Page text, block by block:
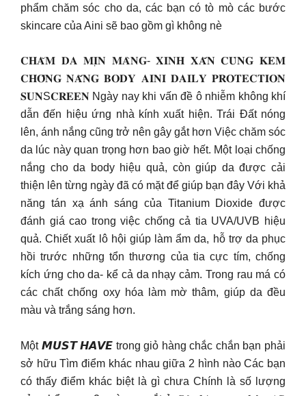
phẩm chăm sóc cho da, các bạn có tò mò các bước
skincare của Aini sẽ bao gồm gì không nè
𝐂𝐇𝐀̆𝐌 𝐃𝐀 𝐌𝐈̣𝐍 𝐌𝐀̀𝐍𝐆- 𝐗𝐈𝐍𝐇 𝐗𝐀̆́𝐍 𝐂𝐔̀𝐍𝐆 𝐊𝐄𝐌
𝐂𝐇𝐎̂́𝐍𝐆 𝐍𝐀̆́𝐍𝐆 𝐁𝐎𝐃𝐘 𝐀𝐈𝐍𝐈 𝐃𝐀𝐈𝐋𝐘 𝐏𝐑𝐎𝐓𝐄𝐂𝐓𝐈𝐎𝐍
𝐒𝐔𝐍S𝐂𝐑𝐄𝐄𝐍 Ngày nay khi vấn đề ô nhiễm không khí
dẫn đến hiệu ứng nhà kính xuất hiện. Trái Đất nóng
lên, ánh nắng cũng trở nên gây gắt hơn Việc chăm sóc
da lúc này quan trọng hơn bao giờ hết. Một loại chống
nắng cho da body hiệu quả, còn giúp da được cải
thiện lên từng ngày đã có mặt để giúp bạn đây Với khả
năng tán xạ ánh sáng của Titanium Dioxide được
đánh giá cao trong việc chống cả tia UVA/UVB hiệu
quả. Chiết xuất lô hội giúp làm ẩm da, hỗ trợ da phục
hồi trước những tổn thương của tia cực tím, chống
kích ứng cho da- kể cả da nhạy cảm. Trong rau má có
các chất chống oxy hóa làm mờ thâm, giúp da đều
màu và trắng sáng hơn.
Một 𝙈𝙐𝙎𝙏 𝙃𝘼𝙑𝙀 trong giỏ hàng chắc chắn bạn phải
sở hữu Tìm điểm khác nhau giữa 2 hình nào Các bạn
có thấy điểm khác biệt là gì chưa Chính là số lượng